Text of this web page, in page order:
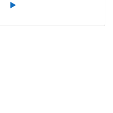
▶︎